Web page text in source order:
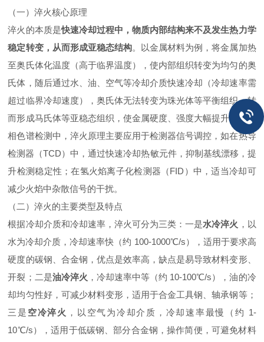
（一）淬火核心原理
淬火的本质是快速冷却过程中，物质内部结构来不及发生热力学
稳定转变，从而形成亚稳态结构。以金属材料为例，将金属加热
至奥氏体化温度（高于临界温度），使内部组织转变为均匀的奥
氏体，随后通过水、油、空气等冷却介质快速冷却（冷却速率需
超过临界冷却速度），奥氏体无法转变为珠光体等平衡组织，转
而形成马氏体等亚稳态组织，使金属硬度、强度大幅提升。在气
相色谱检测中，淬火原理主要应用于检测器信号调控，如在热导
检测器（TCD）中，通过快速冷却热敏元件，抑制基线漂移，提
升检测稳定性；在氢火焰离子化检测器（FID）中，适当冷却可
减少火焰中杂散信号的干扰。
（二）淬火的主要类型及特点
根据冷却介质和冷却速率，淬火可分为三类：一是水冷淬火 ，以
水为冷却介质，冷却速率快（约 100-1000℃/s），适用于要求高
硬度的碳钢、合金钢，优点是效率高，缺点是易导致材料变形、
开裂；二是油冷淬火 ，冷却速率中等（约 10-100℃/s），油的冷
却均匀性好，可减少材料变形，适用于合金工具钢、轴承钢等；
三是 空冷淬火 ，以空气为冷却介质，冷却速率最慢（约 1-
10℃/s），适用于低碳钢、部分合金钢，操作简便，可避免材料